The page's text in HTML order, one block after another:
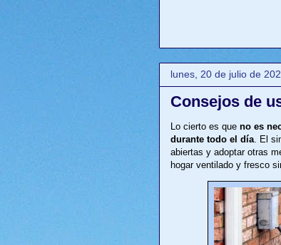
lunes, 20 de julio de
Consejos de
Lo cierto es que no es
durante todo el día. El
abiertas y adoptar otras
hogar ventilado y fresco